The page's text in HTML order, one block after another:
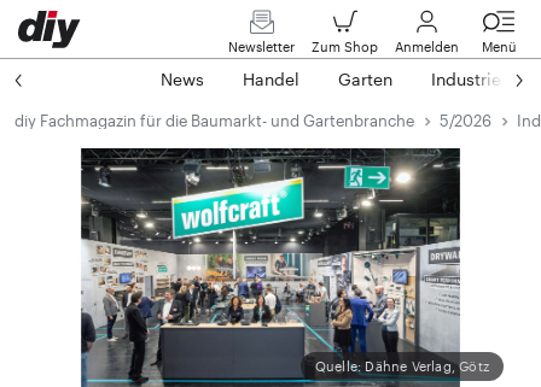
Newsletter Zum Shop Anmelden Menü
News Handel Garten Industrie
diy Fachmagazin für die Baumarkt- und Gartenbranche 5/2026
Quelle: Dähne Verlag, Götz